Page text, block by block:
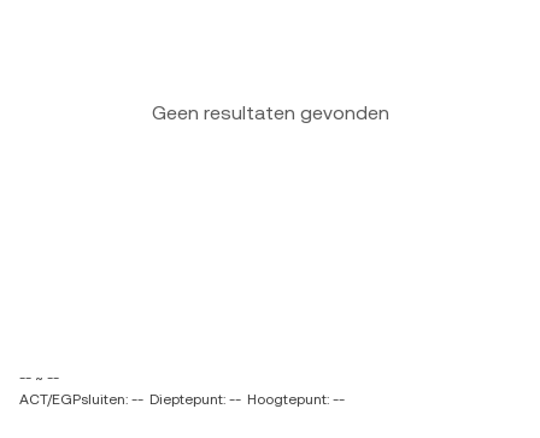
Geen resultaten gevonden
-- ~ --
ACT/EGPsluiten: -- Dieptepunt: -- Hoogtepunt: --